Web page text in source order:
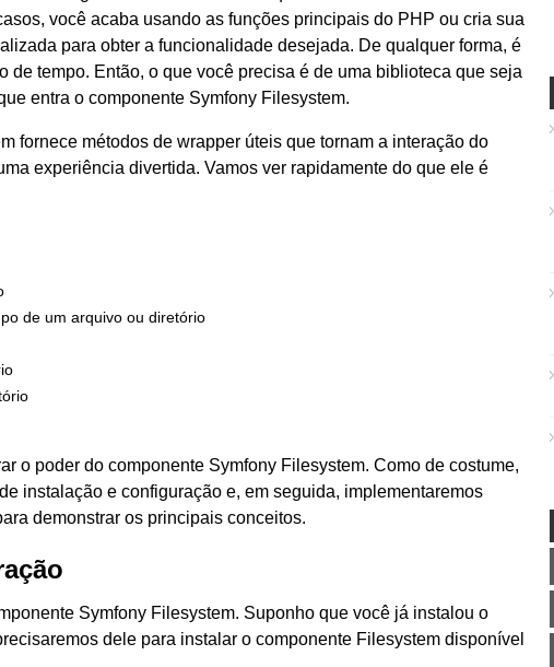
você acaba usando as funções principais do PHP ou cria sua
para obter a funcionalidade desejada. De qualquer forma, é
de tempo. Então, o que você precisa é de uma biblioteca que seja
entra o componente Symfony Filesystem.
fornece métodos de wrapper úteis que tornam a interação do
experiência divertida. Vamos ver rapidamente do que ele é
de um arquivo ou diretório
o poder do componente Symfony Filesystem. Como de costume,
instalação e configuração e, em seguida, implementaremos
demonstrar os principais conceitos.
Symfony Filesystem. Suponho que você já instalou o
dele para instalar o componente Filesystem disponível